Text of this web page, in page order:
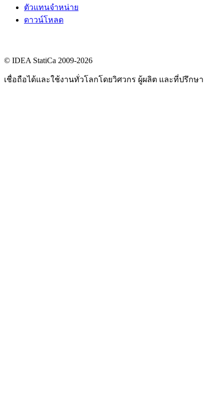
ตัวแทนจำหน่าย
ดาวน์โหลด
© IDEA StatiCa 2009-2026
เชื่อถือได้และใช้งานทั่วโลกโดยวิศวกร ผู้ผลิต และที่ปรึกษา